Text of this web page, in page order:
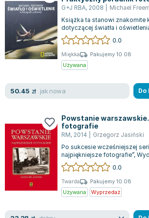
G+J RBA, 2008
Michael
Książka ta stanowi znakomite
dotyczącej światła i
skierowane zarówno do
0.0
Miękka
Pakujemy 10.08
Używana
50.45 zł jak nowa Do
Powstanie
fotografie
RM, 2014
Grzegorz Jasiński
Po sukcesie wcześniejszej
najpiękniejsze fotografie”,
wprowadza nową kolekcję
0.0
Twarda
Pakujemy 10.08
Używana
Wyprzedaż